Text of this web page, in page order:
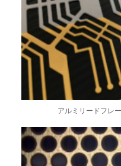
アルミリードフレ